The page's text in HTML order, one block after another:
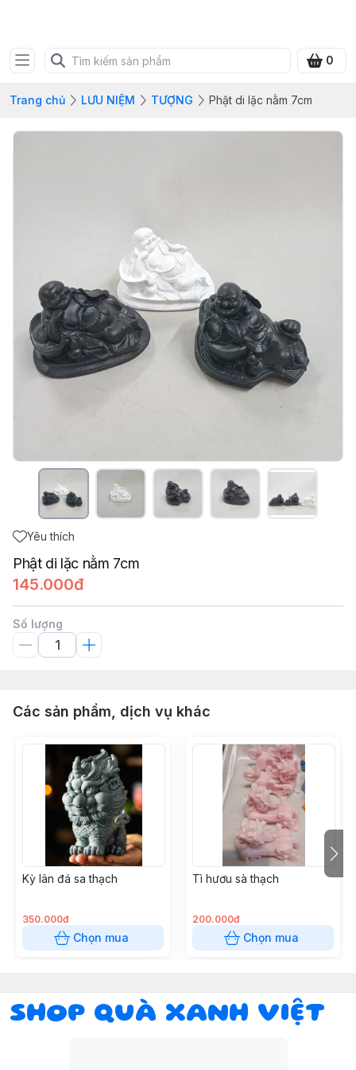
0
Trang chủ LƯU NIỆM TƯỢNG Phật di lặc nằm 7cm
Yêu thích
Phật di lặc nằm 7cm
145.000đ
Số lượng
Các sản phẩm, dịch vụ khác
Kỳ lân đá sa thạch
350.000đ
Chọn mua
Tì hươu sà thạch
200.000đ
Chọn mua
SHOP QUÀ XANH VIỆT